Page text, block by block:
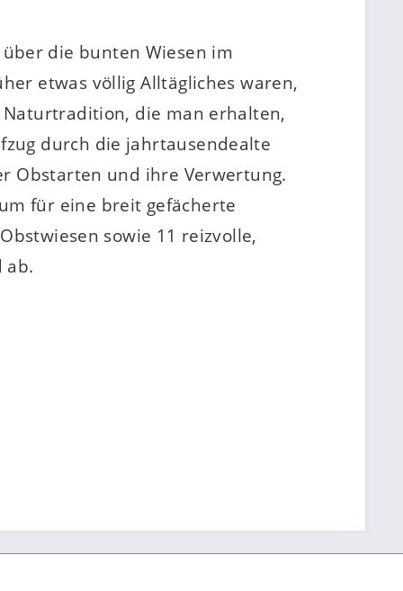
die bunten Wiesen im
etwas völlig Alltägliches waren,
die man erhalten,
durch die jahrtausendealte
Obstarten und ihre Verwertung.
für eine breit gefächerte
sowie 11 reizvolle,
ab.